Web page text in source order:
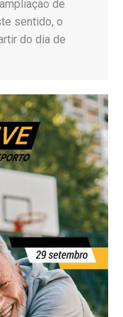
de
sentido, o
do dia de